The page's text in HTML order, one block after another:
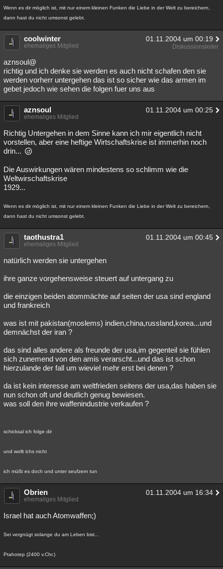
Wenn es dir möglich ist, mit nur einem kleinen Funken die Liebe in der Welt zu bereichern,
dann hast du nicht umsonst gelebt.
coolwinter 01.11.2004 um 00:19
ehemaliges Mitglied Diskussionsleiter
aznsoul@
richtig und ich denke sie werden es auch nicht schafen den sie
werden vorherr untergehen das ist so sicher wie das armen im
gebet jedoch wie sehen die folgen fuer uns aus
aznsoul 01.11.2004 um 00:25
ehemaliges Mitglied
Richtig Untergehen in dem Sinne kann ich mir eigentlich nicht
vorstellen, aber eine heftige Wirtschaftskrise ist immerhin noch
drin...
Die Auswirkungen wären mindestens so schlimm wie die
Weltwirschaftskrise
1929...
Wenn es dir möglich ist, mit nur einem kleinen Funken die Liebe in der Welt zu bereichern,
dann hast du nicht umsonst gelebt.
taothustra1 01.11.2004 um 00:45
ehemaliges Mitglied
natürlich werden sie untergehen
ihre ganze vorgehensweise steuert auf untergang zu
die einzigen beiden atommächte auf seiten der usa sind england
und frankreich
was ist mit pakistan(moslems) indien,china,russland,korea...und
demnächst der iran ?
das sind alles andere als freunde der usa,im gegenteil sie fühlen
sich zunemend von den amis verarscht...und das ist schon
hierzulande der fall um wieviel mehr erst bei denen ?
da ist kein interesse am weltfrieden seitens der usa,das haben sie
nun schon oft und deutlich genug bewiesen.
was soll den ihre waffenindustrie verkaufen ?
schicksal ich folge dir
und wollt ichs nicht
ich müßt es doch und unter seufzern tun
Obrien 01.11.2004 um 16:34
ehemaliges Mitglied
Israel hat auch Atomwaffen;)
Sei vergnügt solange du am Leben bist...
Ptahotep (2400 v.Chr.)